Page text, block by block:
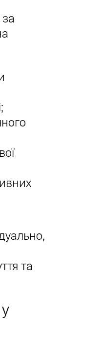
та